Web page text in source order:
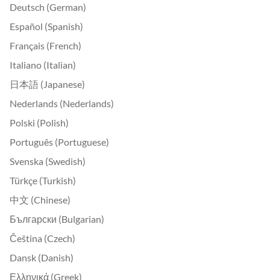
Deutsch (German)
Español (Spanish)
Français (French)
Italiano (Italian)
日本語 (Japanese)
Nederlands (Nederlands)
Polski (Polish)
Português (Portuguese)
Svenska (Swedish)
Türkçe (Turkish)
中文 (Chinese)
Български (Bulgarian)
Čeština (Czech)
Dansk (Danish)
Ελληνικά (Greek)